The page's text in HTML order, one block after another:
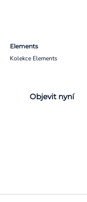
Elements
Kolekce Elements
Objevit nyní